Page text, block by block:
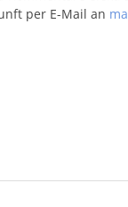
per E-Mail an